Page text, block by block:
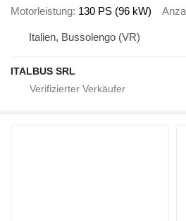
Motorleistung 130 PS (96 kW)
Italien, Bussolengo (VR)
ITALBUS SRL